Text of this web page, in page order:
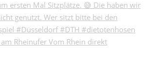
Rheinufer Vom Rhein direkt